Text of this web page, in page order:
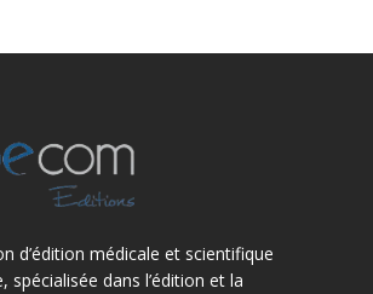
d’édition médicale et scientifique
spécialisée dans l’édition et la